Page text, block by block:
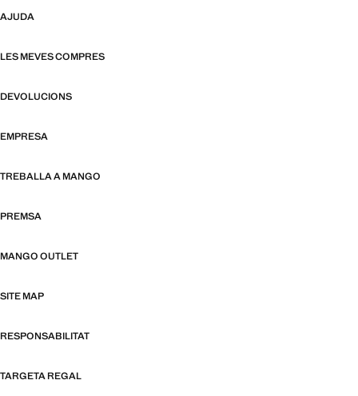
AJUDA
LES MEVES COMPRES
DEVOLUCIONS
EMPRESA
TREBALLA A MANGO
PREMSA
MANGO OUTLET
SITE MAP
RESPONSABILITAT
TARGETA REGAL